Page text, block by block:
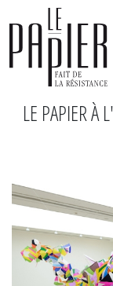
LE PAPIER À
Panneau de gestion des